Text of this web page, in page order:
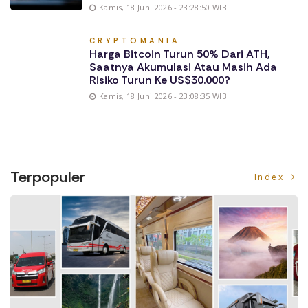
Kamis, 18 Juni 2026 - 23:28:50 WIB
CRYPTOMANIA
Harga Bitcoin Turun 50% Dari ATH,
Saatnya Akumulasi Atau Masih Ada
Risiko Turun Ke US$30.000?
Kamis, 18 Juni 2026 - 23:08:35 WIB
Terpopuler Index